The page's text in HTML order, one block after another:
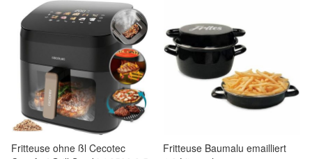
Fritteuse ohne ßl Cecotec
Fritteuse Baumalu emailliert